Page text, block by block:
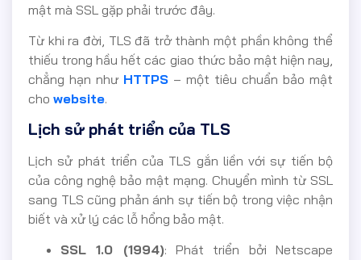
mật mà SSL gặp phải trước đây.
Từ khi ra đời, TLS đã trở thành một phần không thể
thiếu trong hầu hết các giao thức bảo mật hiện nay,
chẳng hạn như HTTPS – một tiêu chuẩn bảo mật
cho website.
Lịch sử phát triển của TLS
Lịch sử phát triển của TLS gắn liền với sự tiến bộ
của công nghệ bảo mật mạng. Chuyển mình từ SSL
sang TLS cũng phản ánh sự tiến bộ trong việc nhận
biết và xử lý các lỗ hổng bảo mật.
SSL 1.0 (1994): Phát triển bởi Netscape